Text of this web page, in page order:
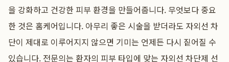
을 강화하고 건강한 피부 환경을 만들어줍니다. 무엇보다 중요
한 것은 홈케어입니다. 아무리 좋은 시술을 받더라도 자외선 차
단이 제대로 이루어지지 않으면 기미는 언제든 다시 짙어질 수
있습니다. 전문의는 환자의 피부 타입에 맞는 자외선 차단제 선